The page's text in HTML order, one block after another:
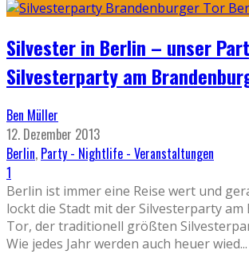
Silvester in Berlin – unser
Silvesterparty am
Ben Müller
12. Dezember 2013
Berlin, Party - Nightlife - Veranstaltungen
1
Berlin ist immer eine Reise wert und
lockt die Stadt mit der Silvesterparty
Tor, der traditionell größten
Wie jedes Jahr werden auch heuer wied...